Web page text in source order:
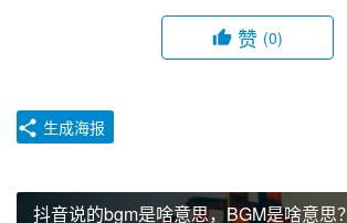
赞 (0)
生成海报
抖音说的bgm是啥意思，BGM是啥意思？